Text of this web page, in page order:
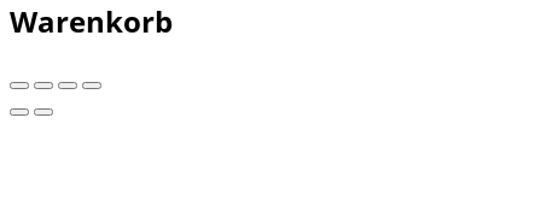
Warenkorb